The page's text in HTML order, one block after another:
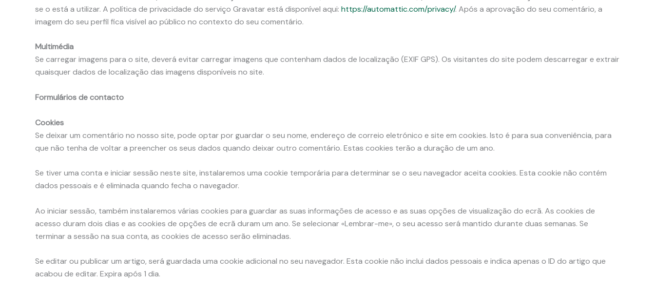
se o está a utilizar. A política de privacidade do serviço Gravatar está disponível aqui: https://automattic.com/privacy/. Após a aprovação do seu comentário, a
imagem do seu perfil fica visível ao público no contexto do seu comentário.
Multimédia
Se carregar imagens para o site, deverá evitar carregar imagens que contenham dados de localização (EXIF GPS). Os visitantes do site podem descarregar e extrair
quaisquer dados de localização das imagens disponíveis no site.
Formulários de contacto
Cookies
Se deixar um comentário no nosso site, pode optar por guardar o seu nome, endereço de correio eletrónico e site em cookies. Isto é para sua conveniência, para
que não tenha de voltar a preencher os seus dados quando deixar outro comentário. Estas cookies terão a duração de um ano.
Se tiver uma conta e iniciar sessão neste site, instalaremos uma cookie temporária para determinar se o seu navegador aceita cookies. Esta cookie não contém
dados pessoais e é eliminada quando fecha o navegador.
Ao iniciar sessão, também instalaremos várias cookies para guardar as suas informações de acesso e as suas opções de visualização do ecrã. As cookies de
acesso duram dois dias e as cookies de opções de ecrã duram um ano. Se selecionar «Lembrar-me», o seu acesso será mantido durante duas semanas. Se
terminar a sessão na sua conta, as cookies de acesso serão eliminadas.
Se editar ou publicar um artigo, será guardada uma cookie adicional no seu navegador. Esta cookie não inclui dados pessoais e indica apenas o ID do artigo que
acabou de editar. Expira após 1 dia.